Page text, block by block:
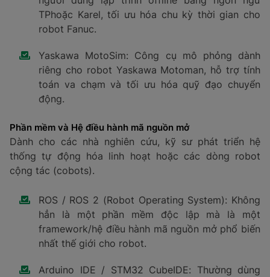
TPhoặc Karel, tối ưu hóa chu kỳ thời gian cho
robot Fanuc.
Yaskawa MotoSim: Công cụ mô phỏng dành
riêng cho robot Yaskawa Motoman, hỗ trợ tính
toán va chạm và tối ưu hóa quỹ đạo chuyển
động.
Phần mềm và Hệ điều hành mã nguồn mở
Dành cho các nhà nghiên cứu, kỹ sư phát triển hệ
thống tự động hóa linh hoạt hoặc các dòng robot
cộng tác (cobots).
ROS / ROS 2 (Robot Operating System): Không
hẳn là một phần mềm độc lập mà là một
framework/hệ điều hành mã nguồn mở phổ biến
nhất thế giới cho robot.
Arduino IDE / STM32 CubeIDE: Thường dùng